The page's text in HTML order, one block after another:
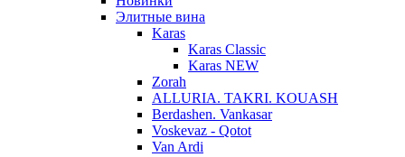
Элитные вина
Karas
Karas Classic
Karas NEW
Zorah
ALLURIA. TAKRI. KOUASH
Berdashen. Vankasar
Voskevaz - Qotot
Van Ardi